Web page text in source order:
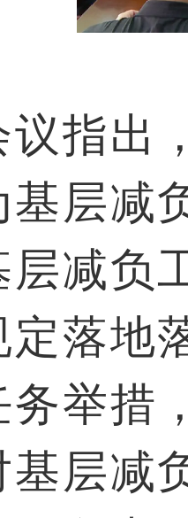
出，
基层减
层减负
定落地
务举措
基层减